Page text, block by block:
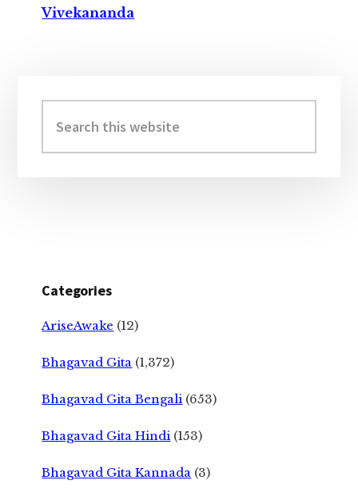
Vivekananda
Sidebar
this
website
Categories
AriseAwake (12)
Bhagavad Gita (1,372)
Bhagavad Gita Bengali (653)
Bhagavad Gita Hindi (153)
Bhagavad Gita Kannada (3)